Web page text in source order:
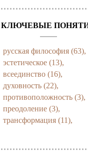
КЛЮЧЕВЫЕ
русская философия (63),
эстетическое (13),
всеединство (16),
духовность (22),
противоположность (3),
преодоление (3),
трансформация (11),